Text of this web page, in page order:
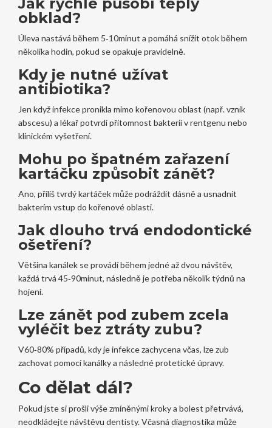
Jak rychle působí teplý
obklad?
Úleva nastává během 5‑10minut a pomáhá snížit otok během
několika hodin, pokud se opakuje pravidelně.
Kdy je nutné užívat
antibiotika?
Jen když infekce pronikla mimo kořenovou oblast (např. vznik
abscesu) a lékař potvrdí přítomnost bakterií v rentgenu nebo
klinickém vyšetření.
Mohu po špatném zařazení
kartáčku způsobit zánět?
Ano, příliš tvrdý kartáček může podráždit dásně a usnadnit
bakterím vstup do kořenové oblasti.
Jak dlouho trvá endodontické
ošetření?
Většina kanálek se provádí během jedné až dvou návštěv,
každá trvá 45‑90minut, následně je potřeba několik týdnů na
hojení.
Lze zánět pod zubem zcela
vyléčit bez ztráty zubu?
V60‑80% případů, kdy je infekce zachycena včas, lze zub
zachovat pomocí kanálky a následné protetické úpravy.
Co dělat dál?
Pokud jste si prošli výše zmíněnými kroky a bolest přetrvává,
neodkládejte návštěvu dentisty. Včasná diagnostika může